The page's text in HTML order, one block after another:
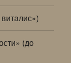
(до